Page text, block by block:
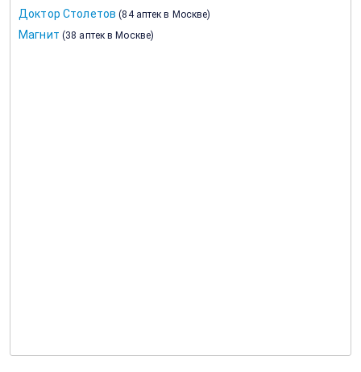
Доктор Столетов (84 аптек в Москве)
Магнит (38 аптек в Москве)